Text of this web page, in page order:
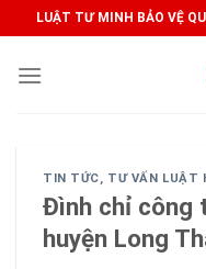
to
content
LUẬT TƯ MINH BẢO VỆ
TIN TỨC, TƯ VẤN LUẬT
Đình chỉ công
huyện Long